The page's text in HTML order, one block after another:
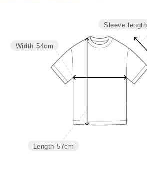
バスト
57
116
Sleeve length
Length 57cm
Width 54cm